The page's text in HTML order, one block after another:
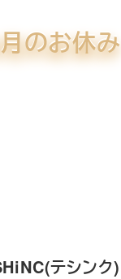
のお休み
テシンク)